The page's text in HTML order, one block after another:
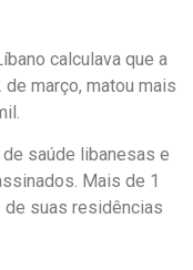
calculava que a
março, matou mais
saúde libanesas e
Mais de 1
suas residências